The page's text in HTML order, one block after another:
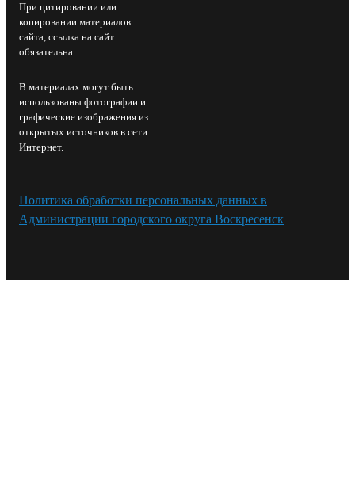
При цитировании или
копировании материалов
сайта, ссылка на сайт
обязательна.
В материалах могут быть
использованы фотографии и
графические изображения из
открытых источников в сети
Интернет.
Политика обработки персональных данных в
Администрации городского округа Воскресенск